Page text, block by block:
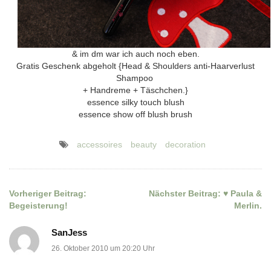
& im dm war ich auch noch eben.
Gratis Geschenk abgeholt {Head & Shoulders anti-Haarverlust
Shampoo
+ Handreme + Täschchen.}
essence silky touch blush
essence show off blush brush
accessoires beauty decoration
Beitragsnavigation
Vorheriger Beitrag:
Begeisterung!
Nächster Beitrag: ♥ Paula &
Merlin.
SanJess
26. Oktober 2010 um 20:20 Uhr